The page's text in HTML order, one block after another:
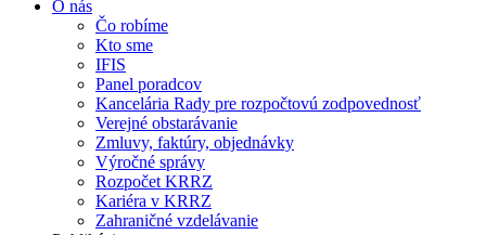
O nás
Čo robíme
Kto sme
IFIS
Panel poradcov
Kancelária Rady pre rozpočtovú zodpovednosť
Verejné obstarávanie
Zmluvy, faktúry, objednávky
Výročné správy
Rozpočet KRRZ
Kariéra v KRRZ
Zahraničné vzdelávanie